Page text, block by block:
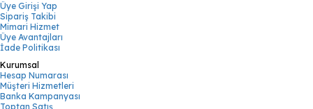
Üye Girişi Yap
Sipariş Takibi
Mimari Hizmet
Üye Avantajları
İade Politikası
Kurumsal
Hesap Numarası
Müşteri Hizmetleri
Banka Kampanyası
Toptan Satış